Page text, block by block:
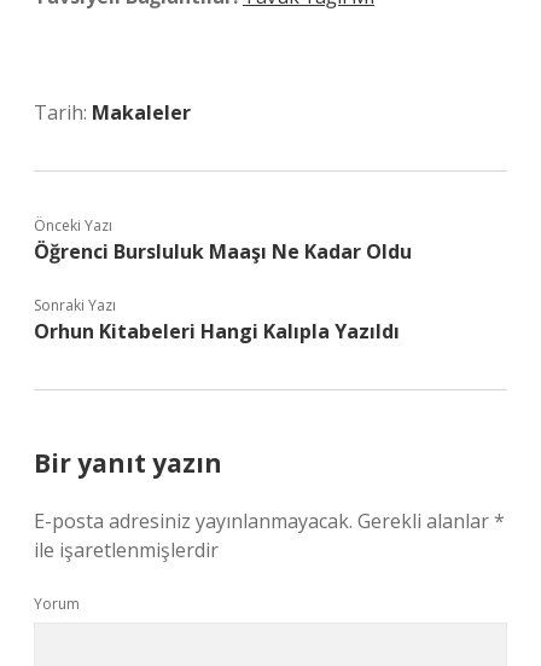
Tarih: Makaleler
Önceki Yazı
Öğrenci Bursluluk Maaşı Ne Kadar Oldu
Sonraki Yazı
Orhun Kitabeleri Hangi Kalıpla Yazıldı
Bir yanıt yazın
E-posta adresiniz yayınlanmayacak. Gerekli alanlar*
ile işaretlenmişlerdir
Yorum